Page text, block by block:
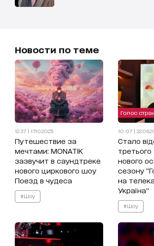
Новости по теме
12:37 | 17.10.2025
Путешествие за
мечтами: MONATIK
зазвучит в саундтреке
нового циркового шоу
Поезд в чудеса
#Шоу
Голос
10:07 |
Стало
нового
сезону
на
Україна”
#Шоу